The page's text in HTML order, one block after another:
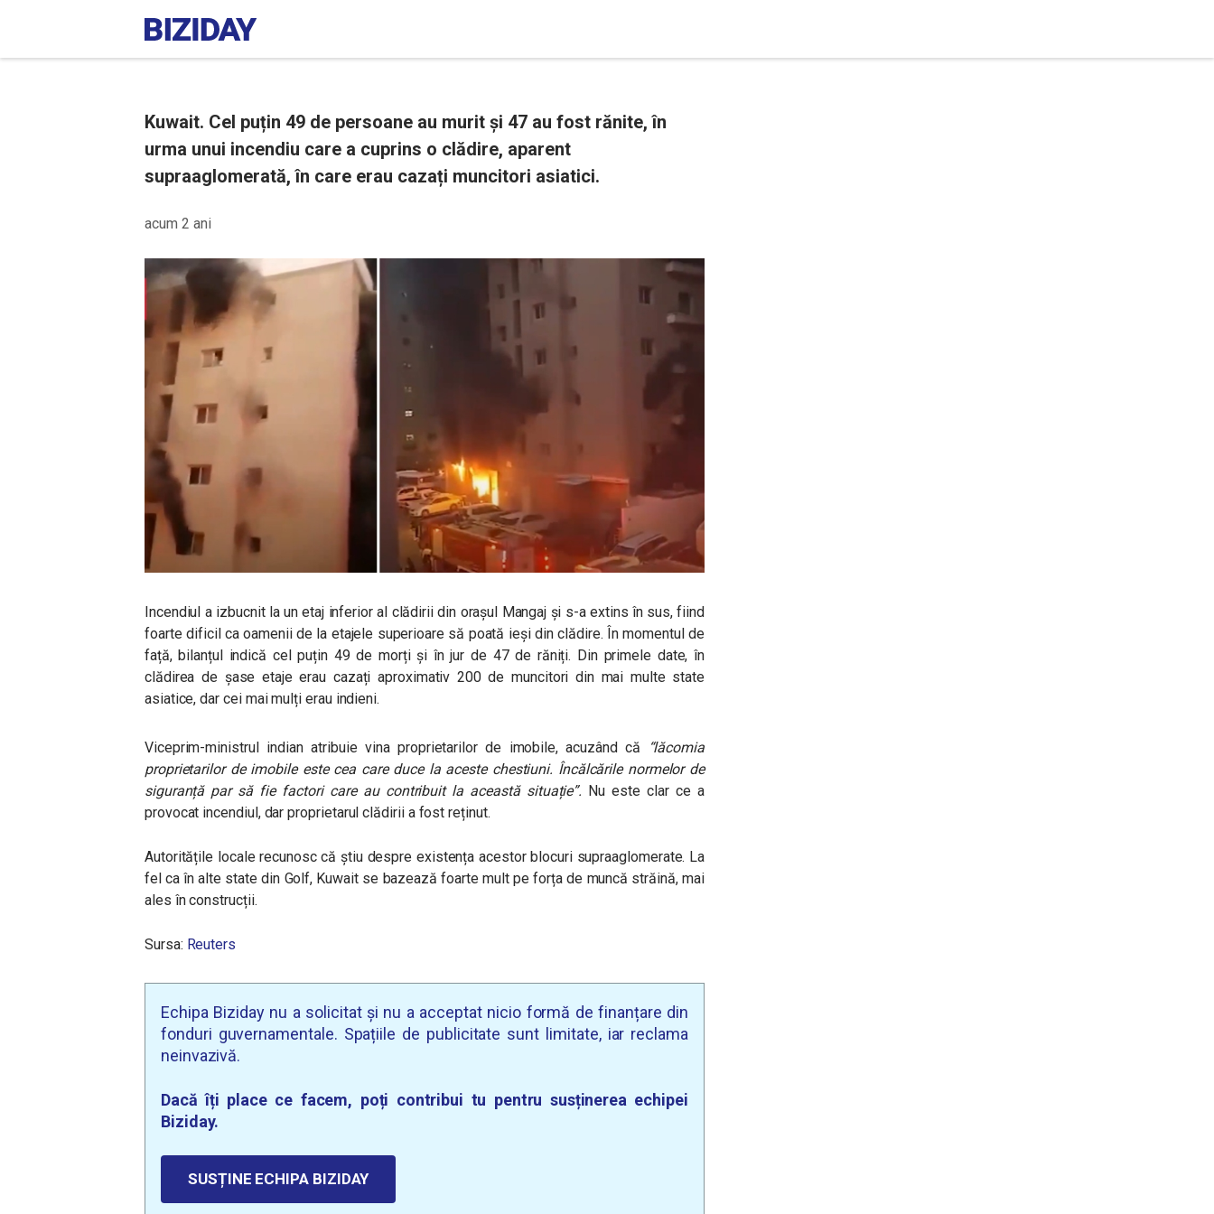
Kuwait. Cel puțin 49 de persoane au murit și 47 au fost rănite, în
urma unui incendiu care a cuprins o clădire, aparent
supraaglomerată, în care erau cazați muncitori asiatici.
acum 2 ani
Incendiul a izbucnit la un etaj inferior al clădirii din orașul Mangaj și s-a extins în sus, fiind
foarte dificil ca oamenii de la etajele superioare să poată ieși din clădire. În momentul de
față, bilanțul indică cel puțin 49 de morți și în jur de 47 de răniți. Din primele date, în
clădirea de șase etaje erau cazați aproximativ 200 de muncitori din mai multe state
asiatice, dar cei mai mulți erau indieni.
Viceprim-ministrul indian atribuie vina proprietarilor de imobile, acuzând că “lăcomia
proprietarilor de imobile este cea care duce la aceste chestiuni. Încălcările normelor de
siguranță par să fie factori care au contribuit la această situație”. Nu este clar ce a
provocat incendiul, dar proprietarul clădirii a fost reținut.
Autoritățile locale recunosc că știu despre existența acestor blocuri supraaglomerate. La
fel ca în alte state din Golf, Kuwait se bazează foarte mult pe forța de muncă străină, mai
ales în construcții.
Sursa: Reuters
Echipa Biziday nu a solicitat și nu a acceptat nicio formă de finanțare din
fonduri guvernamentale. Spațiile de publicitate sunt limitate, iar reclama
neinvazivă.
Dacă îți place ce facem, poți contribui tu pentru susținerea echipei
Biziday.
SUSȚINE ECHIPA BIZIDAY